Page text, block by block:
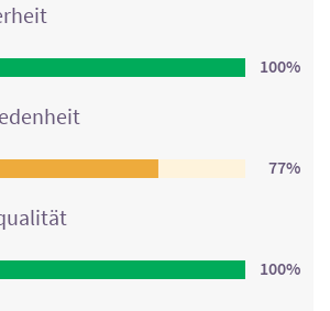
100%
77%
100%